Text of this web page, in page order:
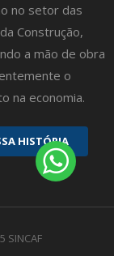
no setor das
Construção,
a mão de obra
o
na economia.
SA HISTÓRIA